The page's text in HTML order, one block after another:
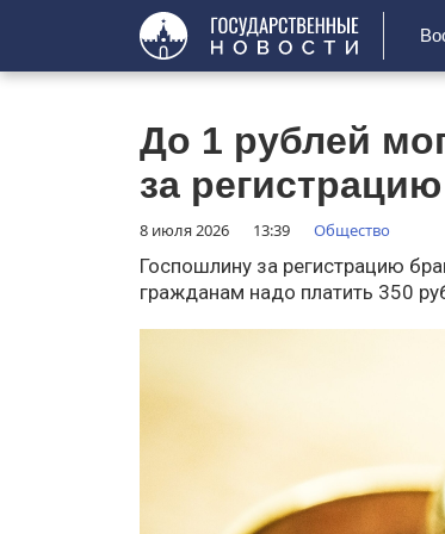
До 1 рублей
за
8 июля 2026 13:39 Общество
Госпошлину за регистрацию
гражданам надо платить 350